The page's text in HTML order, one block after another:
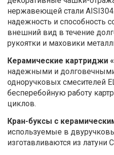
нержавеющей стали
надежность и способность
внешний вид в течение
рукоятки и маховики
Керамические картриджи
надежными и
одноручковых смесителей
бесперебойную работу
циклов.
Кран-буксы с
используемые в
изготавливаются из латуни